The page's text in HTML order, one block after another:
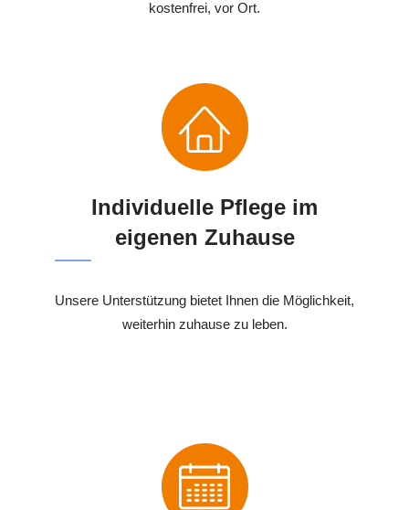
kostenfrei, vor Ort.
Individuelle Pflege im
eigenen Zuhause
Unsere Unterstützung bietet Ihnen die Möglichkeit,
weiterhin zuhause zu leben.